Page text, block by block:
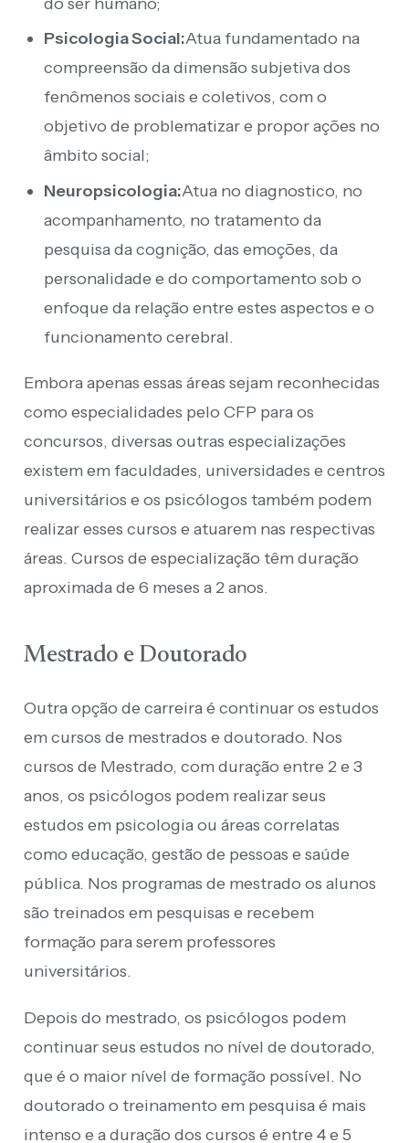
Psicologia Social:Atua fundamentado na
compreensão da dimensão subjetiva dos
fenômenos sociais e coletivos, com o
objetivo de problematizar e propor ações no
âmbito social;
Neuropsicologia:Atua no diagnostico, no
acompanhamento, no tratamento da
pesquisa da cognição, das emoções, da
personalidade e do comportamento sob o
enfoque da relação entre estes aspectos e o
funcionamento cerebral.
Embora apenas essas áreas sejam reconhecidas
como especialidades pelo CFP para os
concursos, diversas outras especializações
existem em faculdades, universidades e centros
universitários e os psicólogos também podem
realizar esses cursos e atuarem nas respectivas
áreas. Cursos de especialização têm duração
aproximada de 6 meses a 2 anos.
Mestrado e Doutorado
Outra opção de carreira é continuar os estudos
em cursos de mestrados e doutorado. Nos
cursos de Mestrado, com duração entre 2 e 3
anos, os psicólogos podem realizar seus
estudos em psicologia ou áreas correlatas
como educação, gestão de pessoas e saúde
pública. Nos programas de mestrado os alunos
são treinados em pesquisas e recebem
formação para serem professores
universitários.
Depois do mestrado, os psicólogos podem
continuar seus estudos no nível de doutorado,
que é o maior nível de formação possível. No
doutorado o treinamento em pesquisa é mais
intenso e a duração dos cursos é entre 4 e 5